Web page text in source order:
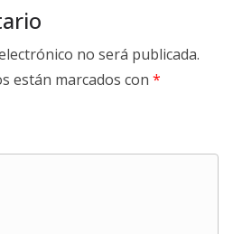
no será publicada.
están marcados con *